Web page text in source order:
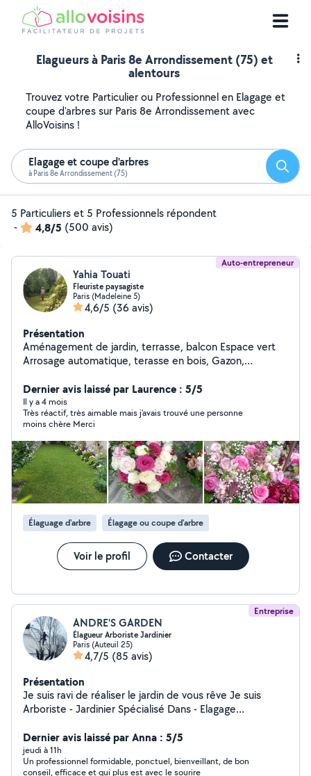
Elagueurs à Paris 8e Arrondissement (75) et
alentours
Trouvez votre Particulier ou Professionnel en Elagage et
coupe d'arbres sur Paris 8e Arrondissement avec
AlloVoisins !
Elagage et coupe d'arbres
à Paris 8e Arrondissement (75)
5 Particuliers et 5 Professionnels répondent
-
4,8/5 (500 avis)
Auto-entrepreneur
Yahia Touati
Fleuriste paysagiste
Paris (Madeleine 5)
4,6/5 (36 avis)
Présentation
Aménagement de jardin, terrasse, balcon Espace vert
Arrosage automatique, terasse en bois, Gazon,
Dernier avis laissé par Laurence : 5/5
Il y a 4 mois
Très réactif, très aimable mais j’avais trouvé une personne
moins chère Merci
Élaguage d'arbre Élagage ou coupe d'arbre
Voir le profil Contacter
Entreprise
ANDRE'S GARDEN
Élagueur Arboriste Jardinier
Paris (Auteuil 25)
4,7/5 (85 avis)
Présentation
Je suis ravi de réaliser le jardin de vous rêve Je suis
Arboriste - Jardinier Spécialisé Dans - Elagage
de tout le matériel professionnel Broyage de branches
Taille des haies -Tonte de votre gazon - Débroussaillage
. Entretien de jardin bureau restaurant . Parc - Plus , de
Dernier avis laissé par Anna : 5/5
jeudi à 11h
Un professionnel formidable, ponctuel, bienveillant, de bon
conseil, efficace et qui plus est avec le sourire